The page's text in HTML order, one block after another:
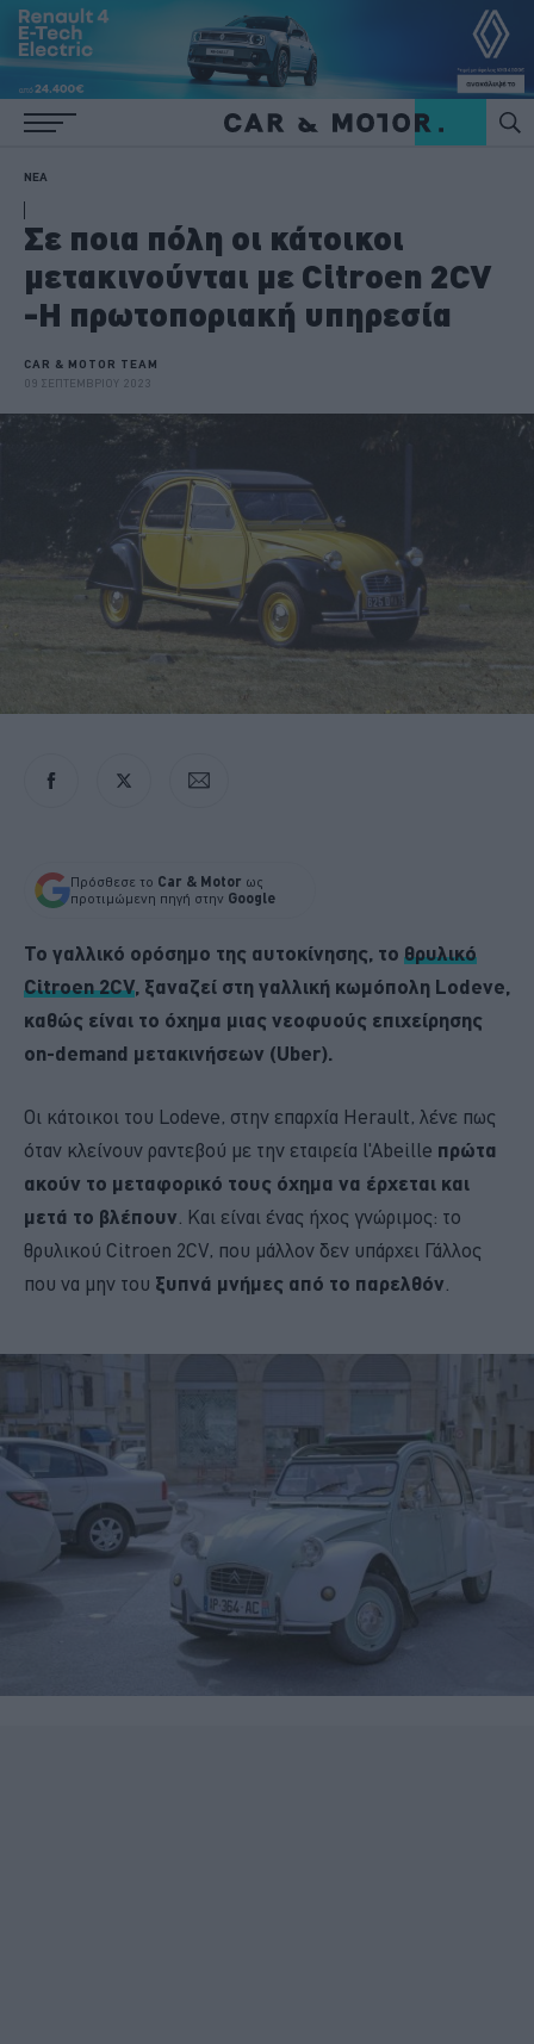
ΝΕΑ
Σε ποια πόλη οι κάτοικοι
μετακινούνται με Citroen 2CV
-Η πρωτοποριακή υπηρεσία
CAR & MOTOR TEAM
09 ΣΕΠΤΕΜΒΡΙΟΥ 2023
Πρόσθεσε το Car & Motor ως
προτιμώμενη πηγή στην Google
Το γαλλικό ορόσημο της αυτοκίνησης, το θρυλικό
Citroen 2CV, ξαναζεί στη γαλλική κωμόπολη Lodeve,
καθώς είναι το όχημα μιας νεοφυούς επιχείρησης
on-demand μετακινήσεων (Uber).
Οι κάτοικοι του Lodeve, στην επαρχία Herault, λένε πως
όταν κλείνουν ραντεβού με την εταιρεία l'Abeille πρώτα
ακούν το μεταφορικό τους όχημα να έρχεται και
μετά το βλέπουν . Και είναι ένας ήχος γνώριμος: το
θρυλικού Citroen 2CV, που μάλλον δεν υπάρχει Γάλλος
που να μην του ξυπνά μνήμες από το παρελθόν